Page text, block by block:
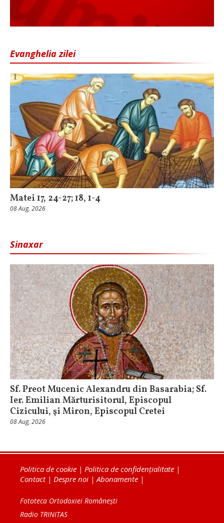
Evanghelia zilei
Matei 17, 24-27; 18, 1-4
08 Aug, 2026
Sinaxar
Sf. Preot Mucenic Alexandru din Basarabia; Sf.
Ier. Emilian Mărturisitorul, Episcopul
Cizicului, şi Miron, Episcopul Cretei
08 Aug, 2026
Politica de cookie | Politica de confidențialitate |
Contact| Despre noi | Abonamente |
Fototeca Ortodoxiei Românești
Radio TRINITAS